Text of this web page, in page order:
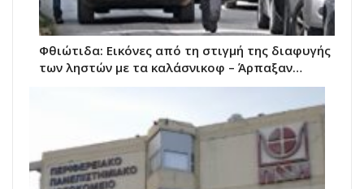
Φθιώτιδα: Εικόνες από τη στιγμή της διαφυγής
των ληστών με τα καλάσνικοφ – Άρπαξαν…